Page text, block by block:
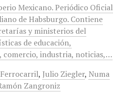
Mexicano. Periódico Oficial
de Habsburgo. Contiene
y ministerios del
de educación,
comercio, industria, noticias,…
Ferrocarril, Julio Ziegler, Numa
Zangroniz